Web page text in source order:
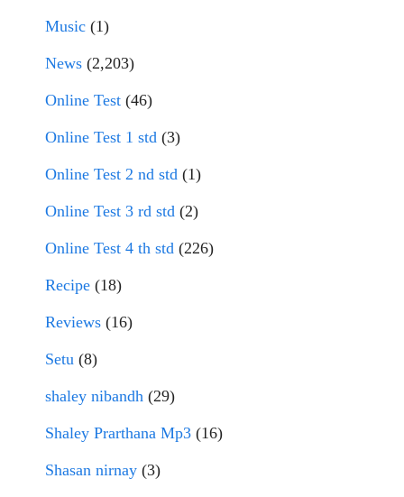
Music (1)
News (2,203)
Online Test (46)
Online Test 1 std (3)
Online Test 2 nd std (1)
Online Test 3 rd std (2)
Online Test 4 th std (226)
Recipe (18)
Reviews (16)
Setu (8)
shaley nibandh (29)
Shaley Prarthana Mp3 (16)
Shasan nirnay (3)